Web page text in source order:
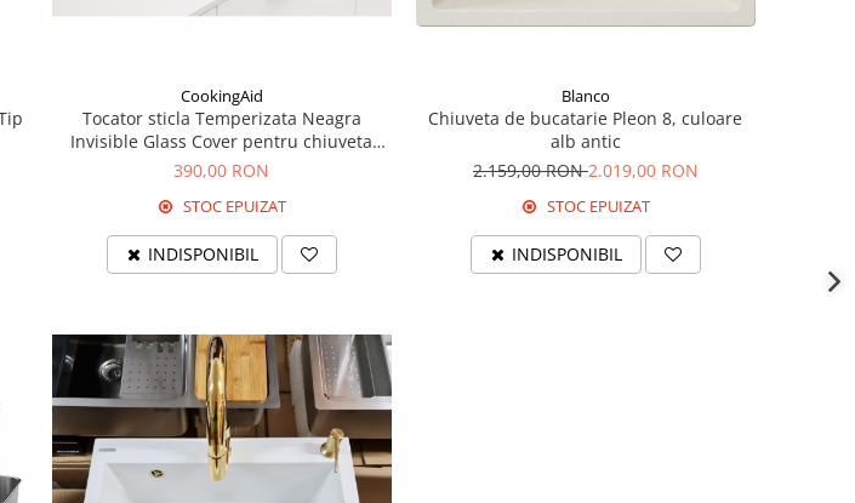
CookingAid
Tocator sticla Temperizata Neagra
Invisible Glass Cover pentru chiuveta
CookingAid Invisible 40R si pentru alte
390,00 RON
STOC EPUIZAT
INDISPONIBIL
Blanco
Chiuveta de bucatarie Pleon 8, culoare
alb antic
2.159,00 RON2.019,00 RON
STOC EPUIZAT
INDISPONIBIL